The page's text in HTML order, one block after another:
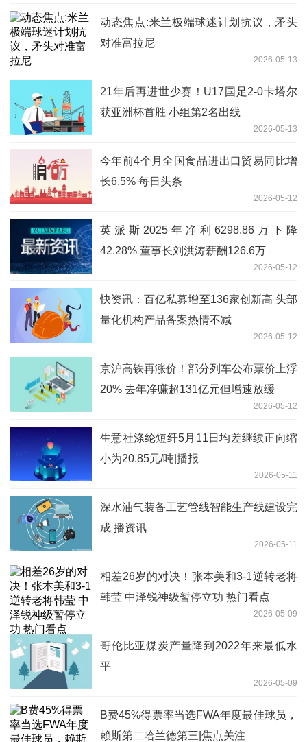
动态焦点:米兰极端球迷计划抗议，矛头
对准富拉尼
2026-05-13
21年后再进世少赛！U17国足2-0卡塔尔
获亚洲杯首胜 小组第2名出线
2026-05-13
今年前4个月全国食品进出口贸易同比增
长6.5% 每日头条
2026-05-12
英派斯2025年净利6298.86万下降
42.28% 董事长刘洪涛薪酬126.6万
2026-05-12
快资讯：百亿私募增至136家创新高 头部
量化机构产品备案热情不减
2026-05-12
京沪高铁再涨价！部分列车公布票价上浮
20% 去年净赚超131亿元但增速放缓
2026-05-12
生意社涤纶短纤5月11日均差继续正向缩
小为20.85元/吨|播报
2026-05-11
深水油气装备工艺管线智能生产线建设完
成 播资讯
2026-05-11
相差26岁的对决！张本美和3-1逆转老将
韩莹 中泽锐神级暂停立功 热门看点
2026-05-09
哥伦比亚煤炭产量降到2022年来最低水
平
2026-05-09
B费45%得票率当选FWA年度最佳球员，
赖斯第二哈兰德第三|焦点关注